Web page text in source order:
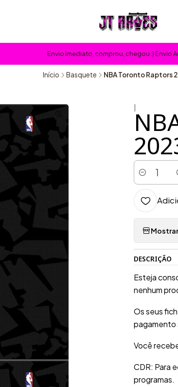
Envio Imediato, comprou, chegou :) Envio
Início Basquete NBA Toronto Raptors
Quantidade
DESCRIÇÃO
Esteja
nenhum
Os seus
pagamento
Você
CDR: Para
programas.